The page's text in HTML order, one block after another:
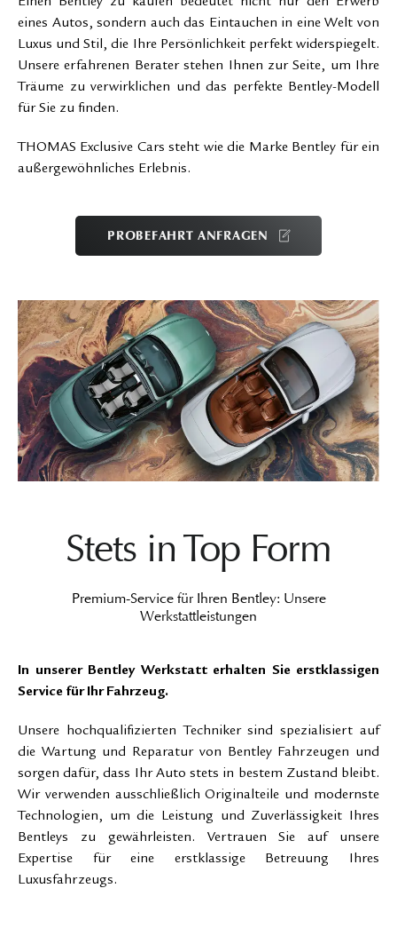
eines Autos, sondern auch das Eintauchen in eine Welt von
Luxus und Stil, die Ihre Persönlichkeit perfekt widerspiegelt.
Unsere erfahrenen Berater stehen Ihnen zur Seite, um Ihre
Träume zu verwirklichen und das perfekte Bentley-Modell
für Sie zu finden.
THOMAS Exclusive Cars steht wie die Marke Bentley für ein
außergewöhnliches Erlebnis.
PROBEFAHRT ANFRAGEN
Stets in Top Form
Premium-Service für Ihren Bentley: Unsere
Werkstattleistungen
In unserer Bentley Werkstatt erhalten Sie erstklassigen
Service für Ihr Fahrzeug.
Unsere hochqualifizierten Techniker sind spezialisiert auf
die Wartung und Reparatur von Bentley Fahrzeugen und
sorgen dafür, dass Ihr Auto stets in bestem Zustand bleibt.
Wir verwenden ausschließlich Originalteile und modernste
Technologien, um die Leistung und Zuverlässigkeit Ihres
Bentleys zu gewährleisten. Vertrauen Sie auf unsere
Expertise für eine erstklassige Betreuung Ihres
Luxusfahrzeugs.